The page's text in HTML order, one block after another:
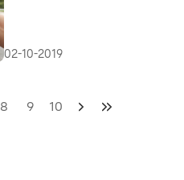
02-10-2019
8 9 10